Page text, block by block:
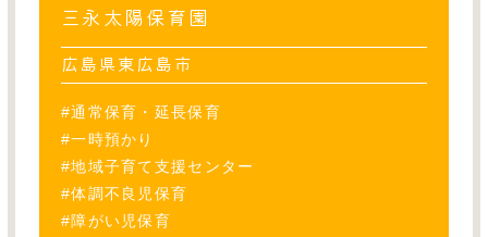
三永太陽保育園
広島県東広島市
#通常保育・延長保育
#一時預かり
#地域子育て支援センター
#体調不良児保育
#障がい児保育